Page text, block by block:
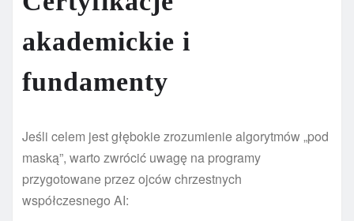
akademickie i
fundamenty
Jeśli celem jest głębokie zrozumienie algorytmów „pod
maską”, warto zwrócić uwagę na programy
przygotowane przez ojców chrzestnych
współczesnego AI: